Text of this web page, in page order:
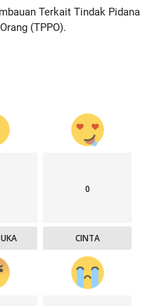
Terkait Tindak Pidana
(TPPO).
0
CINTA